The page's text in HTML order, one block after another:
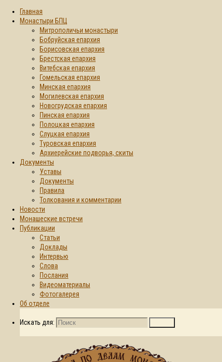
Главная
Монастыри БПЦ
Митрополичьи монастыри
Бобруйская епархия
Борисовская епархия
Брестская епархия
Витебская епархия
Гомельская епархия
Минская епархия
Могилевская епархия
Новогрудская епархия
Пинская епархия
Полоцкая епархия
Слуцкая епархия
Туровская епархия
Архиерейские подворья, скиты
Документы
Уставы
Документы
Правила
Толкования и комментарии
Новости
Монашеские встречи
Публикации
Статьи
Доклады
Интервью
Слова
Послания
Видеоматериалы
Фотогалерея
Об отделе
Искать для:
© 2015-2026. Синодальный отдел по
делам монастырей и монашеству БПЦ